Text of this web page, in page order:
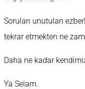
Soruları unutulan
tekrar etmekten ne
Daha ne kadar
Ya Selam.